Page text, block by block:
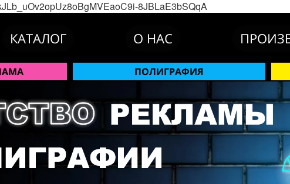
8JBLaE3bSQqA
КАТАЛОГ О НАС
ПОЛИГРАФИЯ